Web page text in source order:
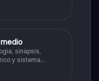
sinapsis,
y sistema